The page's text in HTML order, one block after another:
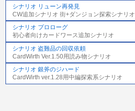
シナリオ リューン再発見
CW追加シナリオ 街+ダンジョン探索シナリオ
シナリオ プロローグ
初心者向けカードワース追加シナリオ
シナリオ 盗難品の回収依頼
CardWirth Ver.1.50用読み物シナリオ
シナリオ 銀斧のジハード
CardWirth ver.1.28用中編探索系シナリオ